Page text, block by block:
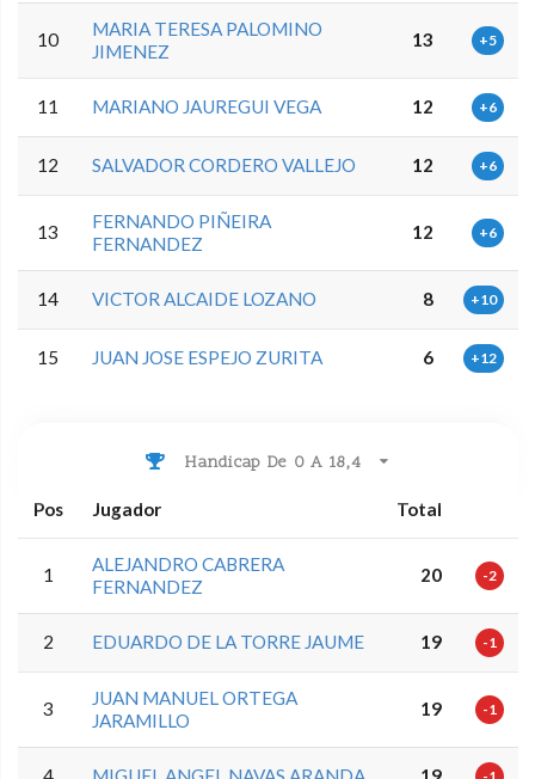
10
MARIA TERESA PALOMINO
JIMENEZ
13 +5
11 MARIANO JAUREGUI VEGA 12 +6
12 SALVADOR CORDERO VALLEJO 12 +6
13
FERNANDO PIÑEIRA
FERNANDEZ
12 +6
14 VICTOR ALCAIDE LOZANO 8 +10
15 JUAN JOSE ESPEJO ZURITA 6 +12
Handicap De 0 A 18,4
Pos Jugador Total
1
ALEJANDRO CABRERA
FERNANDEZ
20 -2
2 EDUARDO DE LA TORRE JAUME 19 -1
3
JUAN MANUEL ORTEGA
JARAMILLO
19 -1